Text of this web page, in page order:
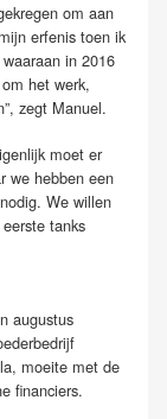
om aan
erfenis toen ik
in 2016
het werk,
zegt Manuel.
moet er
we hebben een
We willen
tanks
augustus
moeite met de
financiers.